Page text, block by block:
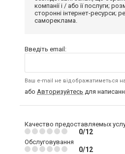
компанії і / або її послуги;
сторонні інтернет-ресурси;
самореклама.
Введіть email:
Ваш e-mail не відображатиметься на
або Авторизуйтесь для
Качество предоставляемых
0/12
Обслуговування
0/12